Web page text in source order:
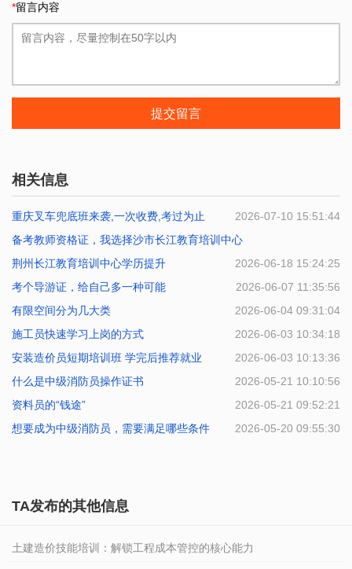
*留言内容
提交留言
相关信息
重庆叉车兜底班来袭,一次收费,考过为止
2026-07-10 15:51:44
备考教师资格证，我选择沙市长江教育培训中心
2026-06-29 14:57:22
荆州长江教育培训中心学历提升
2026-06-18 15:24:25
考个导游证，给自己多一种可能
2026-06-07 11:35:56
有限空间分为几大类
2026-06-04 09:31:04
施工员快速学习上岗的方式
2026-06-03 10:34:18
安装造价员短期培训班 学完后推荐就业
2026-06-03 10:13:36
什么是中级消防员操作证书
2026-05-21 10:10:56
资料员的“钱途”
2026-05-21 09:52:21
想要成为中级消防员，需要满足哪些条件
2026-05-20 09:55:30
TA发布的其他信息
土建造价技能培训：解锁工程成本管控的核心能力